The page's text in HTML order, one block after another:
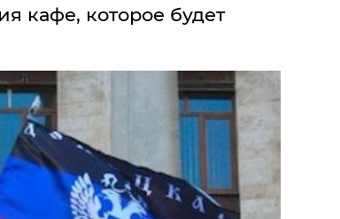
кафе, которое будет